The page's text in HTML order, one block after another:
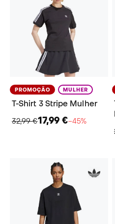
PROMOÇÃO MULHER
T-Shirt 3 Stripe Mulher
32,99 €17,99 €−45%